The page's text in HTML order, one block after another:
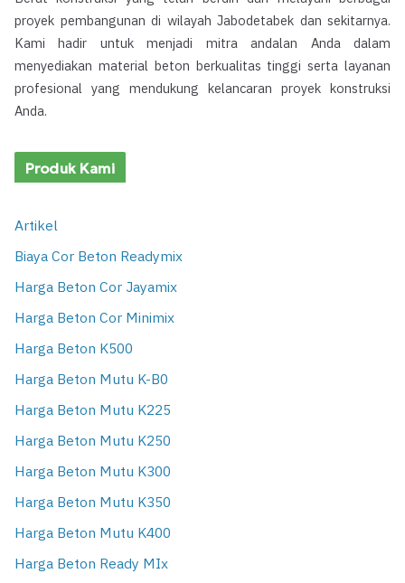
proyek pembangunan di wilayah Jabodetabek dan sekitarnya.
Kami hadir untuk menjadi mitra andalan Anda dalam
menyediakan material beton berkualitas tinggi serta layanan
profesional yang mendukung kelancaran proyek konstruksi
Anda.
Produk Kami
Artikel
Biaya Cor Beton Readymix
Harga Beton Cor Jayamix
Harga Beton Cor Minimix
Harga Beton K500
Harga Beton Mutu K-B0
Harga Beton Mutu K225
Harga Beton Mutu K250
Harga Beton Mutu K300
Harga Beton Mutu K350
Harga Beton Mutu K400
Harga Beton Ready MIx